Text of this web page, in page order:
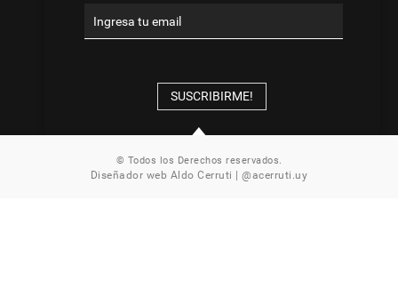
SUSCRIBIRME!
© Todos los Derechos reservados.
Diseñador web Aldo Cerruti |@acerruti.uy